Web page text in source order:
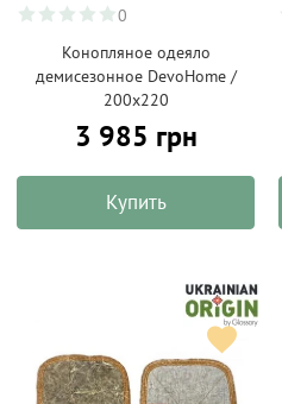
0
Конопляное одеяло
демисезонное DevoHome /
200х220
3 985 грн
Купить